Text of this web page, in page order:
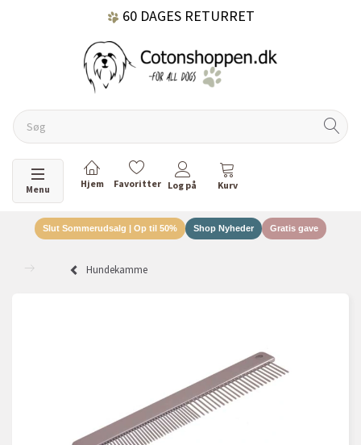
60 DAGES RETURRET
Skifte navigation
Menu
Slut Sommerudsalg | Op til 50% Shop Nyheder Gratis gave
Hundekamme